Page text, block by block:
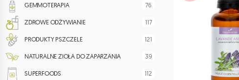
GEMMOTERAPIA 76
ZDROWE ODŻYWIANIE 117
PRODUKTY PSZCZELE 121
NATURALNE ZIOŁA DO ZAPARZANIA 39
SUPERFOODS 112